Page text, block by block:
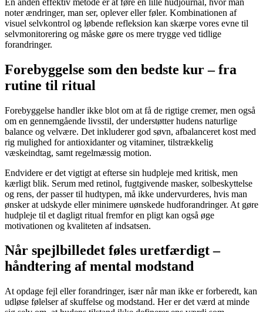
noter ændringer, man ser, oplever eller føler. Kombinationen af
visuel selvkontrol og løbende refleksion kan skærpe vores evne til
selvmonitorering og måske gøre os mere trygge ved tidlige
forandringer.
Forebyggelse som den bedste kur – fra
rutine til ritual
Forebyggelse handler ikke blot om at få de rigtige cremer, men også
om en gennemgående livsstil, der understøtter hudens naturlige
balance og velvære. Det inkluderer god søvn, afbalanceret kost med
rig mulighed for antioxidanter og vitaminer, tilstrækkelig
væskeindtag, samt regelmæssig motion.
Endvidere er det vigtigt at efterse sin hudpleje med kritisk, men
kærligt blik. Serum med retinol, fugtgivende masker, solbeskyttelse
og rens, der passer til hudtypen, må ikke undervurderes, hvis man
ønsker at udskyde eller minimere uønskede hudforandringer. At gøre
hudpleje til et dagligt ritual fremfor en pligt kan også øge
motivationen og kvaliteten af indsatsen.
Når spejlbilledet føles uretfærdigt –
håndtering af mental modstand
At opdage fejl eller forandringer, især når man ikke er forberedt, kan
udløse følelser af skuffelse og modstand. Her er det værd at minde